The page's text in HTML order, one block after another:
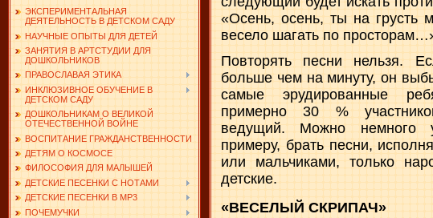
ЭКСПЕРИМЕНТАЛЬНАЯ
ДЕЯТЕЛЬНОСТЬ В ДЕТСКОМ САДУ
НАУЧНЫЕ ОПЫТЫ ДЛЯ ДЕТЕЙ
ЗАНЯТИЯ В АРТСТУДИИ ДЛЯ
ДОШКОЛЬНИКОВ
ПРАВОСЛАВАЯ ЭТИКА
ИНКЛЮЗИВНОЕ ОБУЧЕНИЕ В
ДЕТСКОМ САДУ
ДОШКОЛЬНИКАМ О ВЕЛИКОЙ
ОТЕЧЕСТВЕННОЙ ВОЙНЕ
ВОСПИТАНИЕ ГРАЖДАНСТВЕННОСТИ
ДЕТЯМ О КОСМОСЕ
ФИЛОСОФИЯ ДЛЯ МАЛЫШЕЙ
ДЕТСКИЕ ПЕСЕНКИ С НОТАМИ
ДЕТСКИЕ ПЕСЕНКИ В MP3
ПОЧЕМУЧКИ
«Осень, осень, ты на
весело шагать по
Повторять песни нельзя.
больше чем на минуту, он
самые эрудированные
примерно 30 %
ведущий. Можно немного
примеру, брать песни,
или мальчиками, только
детские.
«ВЕСЕЛЫЙ СКРИПАЧ»